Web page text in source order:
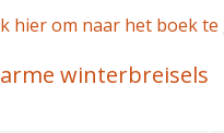
hier om naar het boek te
winterbreisels